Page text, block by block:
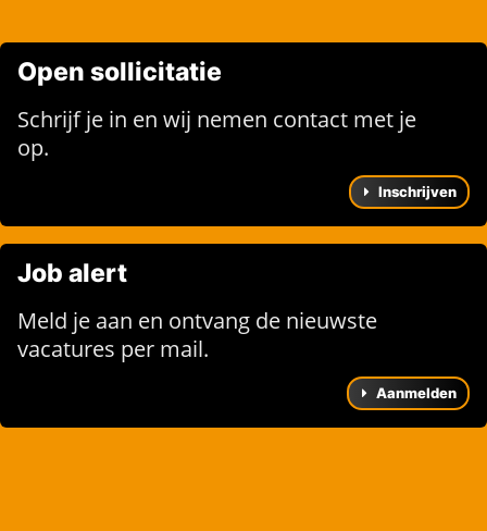
Open sollicitatie
Schrijf je in en wij nemen contact met je
op.
Inschrijven
Job alert
Meld je aan en ontvang de nieuwste
vacatures per mail.
Aanmelden